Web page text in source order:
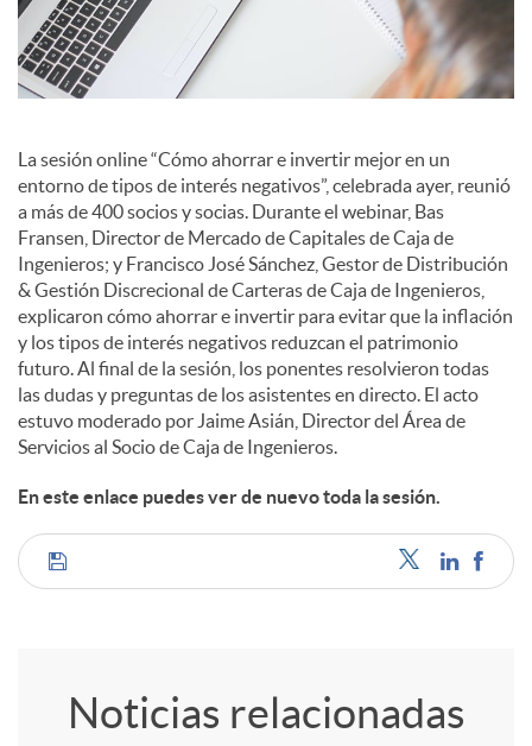
l
e
s
La sesión online “Cómo ahorrar e invertir mejor en un
entorno de tipos de interés negativos”, celebrada ayer, reunió
a más de 400 socios y socias. Durante el webinar, Bas
Fransen, Director de Mercado de Capitales de Caja de
Ingenieros; y Francisco José Sánchez, Gestor de Distribución
& Gestión Discrecional de Carteras de Caja de Ingenieros,
explicaron cómo ahorrar e invertir para evitar que la inflación
y los tipos de interés negativos reduzcan el patrimonio
futuro. Al final de la sesión, los ponentes resolvieron todas
las dudas y preguntas de los asistentes en directo. El acto
estuvo moderado por Jaime Asián, Director del Área de
Servicios al Socio de Caja de Ingenieros.
En este enlace puedes ver de nuevo toda la sesión.
C
Noticias relacionadas